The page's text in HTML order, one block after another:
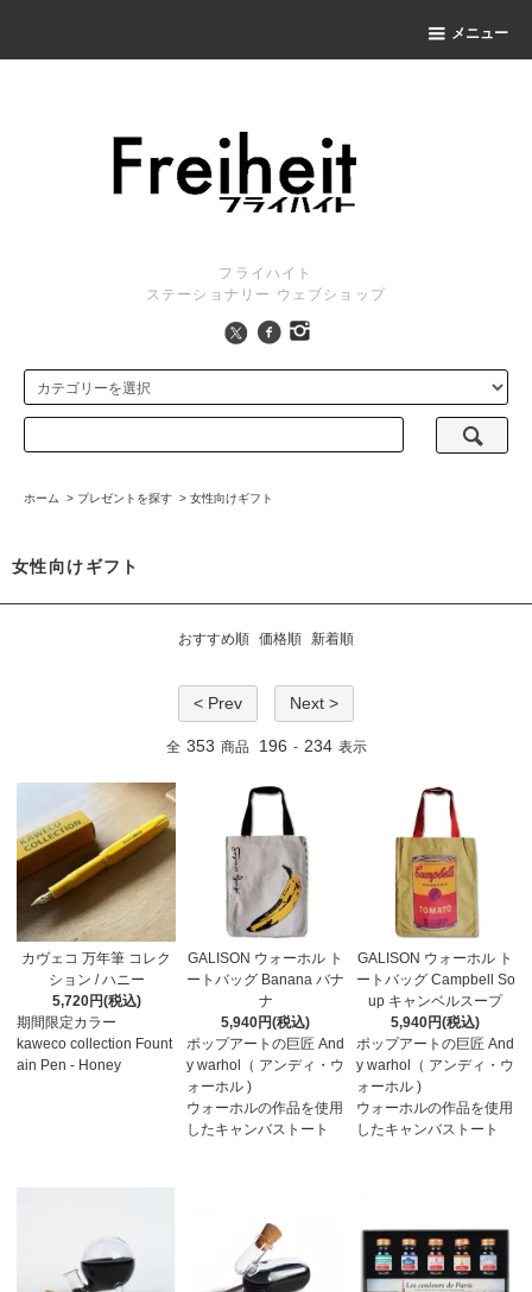
メニュー
フライハイト
ステーショナリー ウェブショップ
ホーム > プレゼントを探す > 女性向けギフト
女性向けギフト
おすすめ順 価格順 新着順
< Prev Next >
全 353 商品 196 - 234 表示
カヴェコ 万年筆 コレク
ション / ハニー
5,720円(税込)
期間限定カラー
kaweco collection Fount
ain Pen - Honey
GALISON ウォーホル ト
ートバッグ Banana バナ
ナ
5,940円(税込)
ポップアートの巨匠 And
y warhol（ アンディ・ウ
ォーホル )
ウォーホルの作品を使用
したキャンバストート
GALISON ウォーホル ト
ートバッグ Campbell So
up キャンベルスープ
5,940円(税込)
ポップアートの巨匠 And
y warhol（ アンディ・ウ
ォーホル )
ウォーホルの作品を使用
したキャンバストート